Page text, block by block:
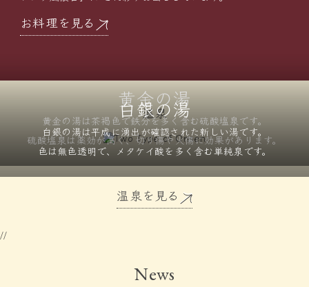
お料理を見る
温泉
黄金の湯
黄金の湯は茶褐色で鉄分を多く含む硫酸塩泉です。
硫酸塩泉は薬効が高く、切り傷や火傷に効果があります。
白銀の湯
白銀の湯は平成に湧出が確認された新しい湯です。
色は無色透明で、メタケイ酸を 多く含む単純泉です。
温泉を見る
//
News